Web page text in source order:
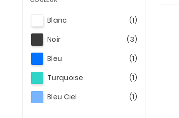
Blanc
(1)
Noir
(3)
Bleu
(1)
Turquoise
(1)
Bleu Ciel
(1)